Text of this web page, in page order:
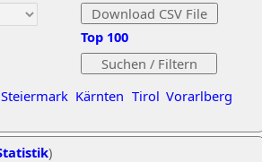
Steiermark Kärnten Tirol Vorarlberg
Top 100
)